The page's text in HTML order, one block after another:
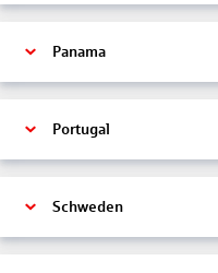
Panama
Portugal
Schweden